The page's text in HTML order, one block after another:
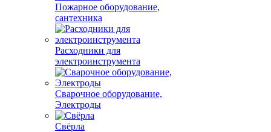
Пожарное оборудование,
сантехника
Расходники для
электроинструмента
Сварочное оборудование,
Электроды
Свёрла